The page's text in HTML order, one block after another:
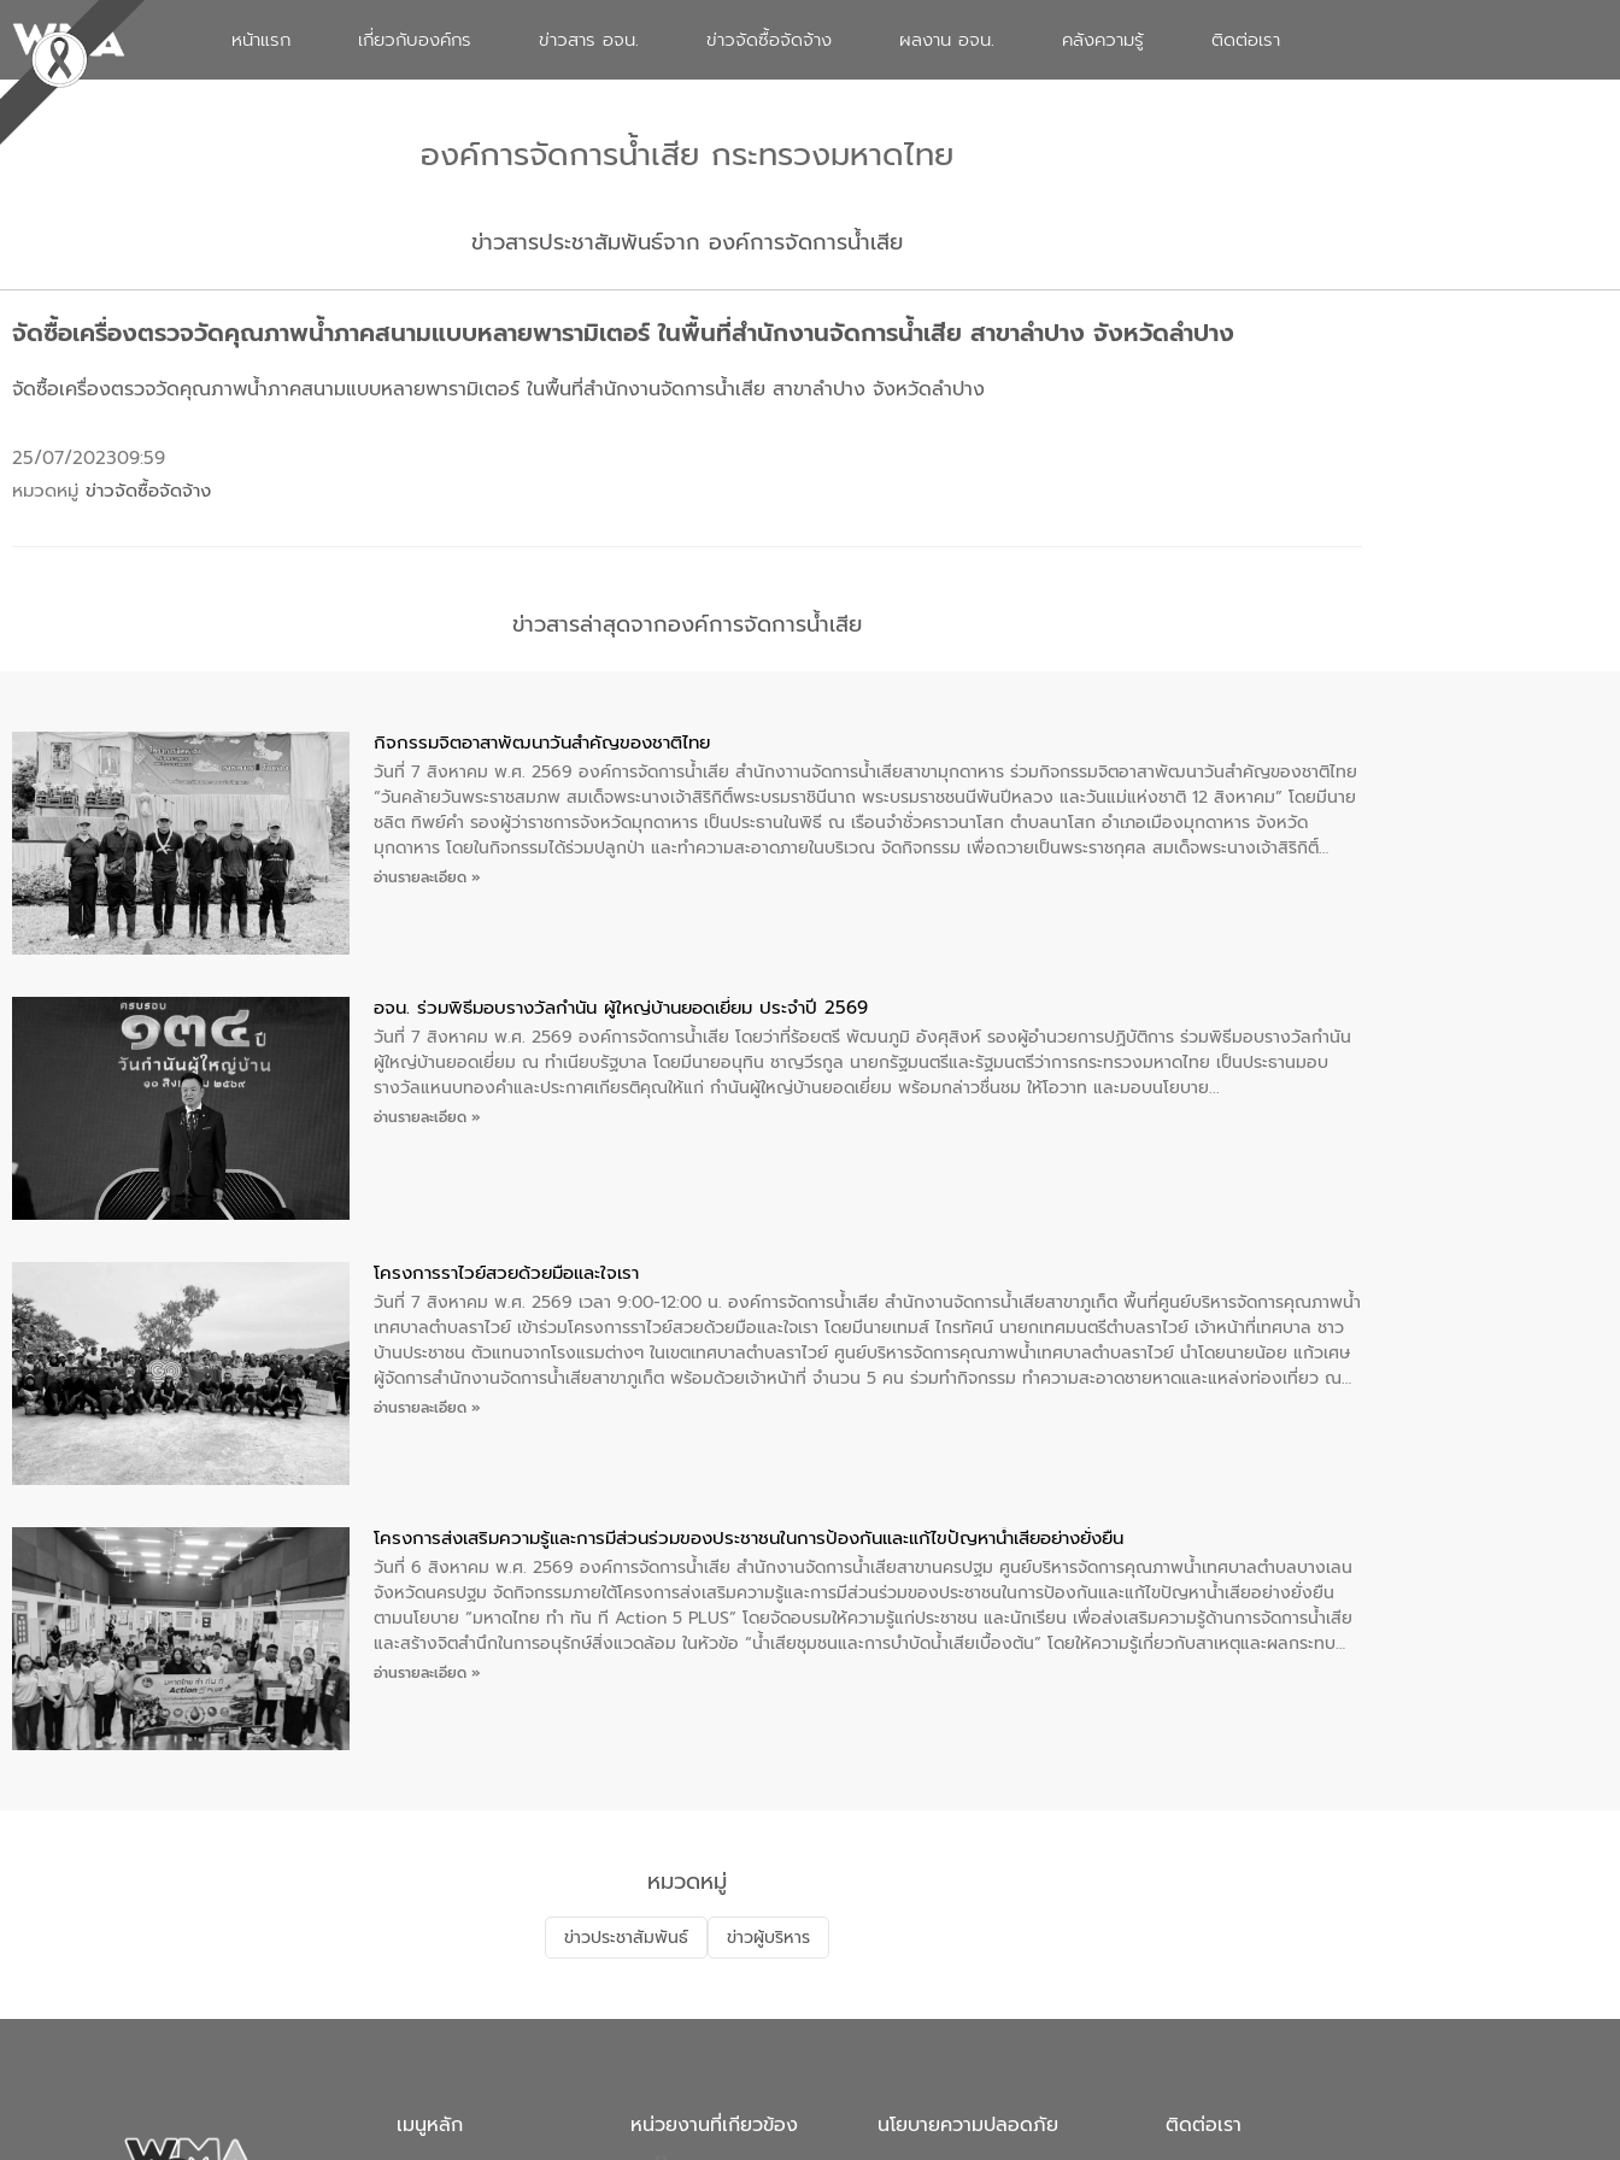
หน้าแรก เกี่ยวกับองค์กร ข่าวสาร อจน. ข่าวจัดซื้อจัดจ้าง ผลงาน อจน. คลังความรู้ ติดต่อเรา
องค์การจัดการน้ำเสีย กระทรวงมหาดไทย
ข่าวสารประชาสัมพันธ์จาก องค์การจัดการน้ำเสีย
จัดซื้อเครื่องตรวจวัดคุณภาพน้ำภาคสนามแบบหลายพารามิเตอร์ ในพื้นที่สำนักงานจัดการน้ำเสีย สาขาลำปาง จังหวัดลำปาง
จัดซื้อเครื่องตรวจวัดคุณภาพน้ำภาคสนามแบบหลายพารามิเตอร์ ในพื้นที่สำนักงานจัดการน้ำเสีย สาขาลำปาง จังหวัดลำปาง
25/07/202309:59
หมวดหมู่ ข่าวจัดซื้อจัดจ้าง
ข่าวสารล่าสุดจากองค์การจัดการน้ำเสีย
กิจกรรมจิตอาสาพัฒนาวันสําคัญของชาติไทย
วันที่ 7 สิงหาคม พ.ศ. 2569 องค์การจัดการน้ำเสีย สำนักงาานจัดการน้ำเสียสาขามุกดาหาร ร่วมกิจกรรมจิตอาสาพัฒนาวันสําคัญของชาติไทย
“วันคล้ายวันพระราชสมภพ สมเด็จพระนางเจ้าสิริกิติ์พระบรมราชินีนาถ พระบรมราชชนนีพันปีหลวง และวันแม่แห่งชาติ 12 สิงหาคม” โดยมีนาย
ชลิต ทิพย์คำ รองผู้ว่าราชการจังหวัดมุกดาหาร เป็นประธานในพิธี ณ เรือนจําชั่วคราวนาโสก ตําบลนาโสก อําเภอเมืองมุกดาหาร จังหวัด
มุกดาหาร โดยในกิจกรรมได้ร่วมปลูกป่า และทําความสะอาดภายในบริเวณ จัดกิจกรรม เพื่อถวายเป็นพระราชกุศล สมเด็จพระนางเจ้าสิริกิติ์
พระบรมราชินีนาถ พระบรมราชชนนีพันปีหลวง พร้อมถวายสัจปฏิญาณ ทำความดีด้วยหัวใจ
อ่านรายละเอียด »
อจน. ร่วมพิธีมอบรางวัลกำนัน ผู้ใหญ่บ้านยอดเยี่ยม ประจำปี 2569
วันที่ 7 สิงหาคม พ.ศ. 2569 องค์การจัดการน้ำเสีย โดยว่าที่ร้อยตรี พัฒนภูมิ อังศุสิงห์ รองผู้อำนวยการปฏิบัติการ ร่วมพิธีมอบรางวัลกำนัน
ผู้ใหญ่บ้านยอดเยี่ยม ณ ทำเนียบรัฐบาล โดยมีนายอนุทิน ชาญวีรกูล นายกรัฐมนตรีและรัฐมนตรีว่าการกระทรวงมหาดไทย เป็นประธานมอบ
รางวัลแหนบทองคำและประกาศเกียรติคุณให้แก่ กำนันผู้ใหญ่บ้านยอดเยี่ยม พร้อมกล่าวชื่นชม ให้โอวาท และมอบนโยบาย
อ่านรายละเอียด »
โครงการราไวย์สวยด้วยมือและใจเรา
วันที่ 7 สิงหาคม พ.ศ. 2569 เวลา 9:00-12:00 น. องค์การจัดการน้ำเสีย สำนักงานจัดการน้ำเสียสาขาภูเก็ต พื้นที่ศูนย์บริหารจัดการคุณภาพน้ำ
เทศบาลตำบลราไวย์ เข้าร่วมโครงการราไวย์สวยด้วยมือและใจเรา โดยมีนายเทมส์ ไกรทัศน์ นายกเทศมนตรีตำบลราไวย์ เจ้าหน้าที่เทศบาล ชาว
บ้านประชาชน ตัวแทนจากโรงแรมต่างๆ ในเขตเทศบาลตำบลราไวย์ ศูนย์บริหารจัดการคุณภาพน้ำเทศบาลตำบลราไวย์ นำโดยนายน้อย แก้วเศษ
ผู้จัดการสำนักงานจัดการน้ำเสียสาขาภูเก็ต พร้อมด้วยเจ้าหน้าที่ จำนวน 5 คน ร่วมทำกิจกรรม ทำความสะอาดชายหาดและแหล่งท่องเที่ยว ณ
บริเวณแหลมพรหมเทพ หมู่ที่ 6 ตำบลราไวย์ อำเภอเมือง จังหวัดภูเก็ต
อ่านรายละเอียด »
โครงการส่งเสริมความรู้และการมีส่วนร่วมของประชาชนในการป้องกันและแก้ไขปัญหาน้ำเสียอย่างยั่งยืน
วันที่ 6 สิงหาคม พ.ศ. 2569 องค์การจัดการน้ำเสีย สำนักงานจัดการน้ำเสียสาขานครปฐม ศูนย์บริหารจัดการคุณภาพน้ำเทศบาลตำบลบางเลน
จังหวัดนครปฐม จัดกิจกรรมภายใต้โครงการส่งเสริมความรู้และการมีส่วนร่วมของประชาชนในการป้องกันและแก้ไขปัญหาน้ำเสียอย่างยั่งยืน
ตามนโยบาย “มหาดไทย ทำ ทัน ที Action 5 PLUS” โดยจัดอบรมให้ความรู้แก่ประชาชน และนักเรียน เพื่อส่งเสริมความรู้ด้านการจัดการน้ำเสีย
และสร้างจิตสำนึกในการอนุรักษ์สิ่งแวดล้อม ในหัวข้อ “น้ำเสียชุมชนและการบำบัดน้ำเสียเบื้องต้น” โดยให้ความรู้เกี่ยวกับสาเหตุและผลกระทบ
ของน้ำเสีย แนวทางการลดการเกิดน้ำเสียจากแหล่งกำเนิด การบำบัดน้ำเสียเบื้องต้นในครัวเรือน ณ เทศบาลตำบลบางเลน จังหวัดนครปฐม
อ่านรายละเอียด »
หมวดหมู่
ข่าวประชาสัมพันธ์ ข่าวผู้บริหาร
เมนูหลัก หน่วยงานที่เกียวข้อง นโยบายความปลอดภัย ติดต่อเรา